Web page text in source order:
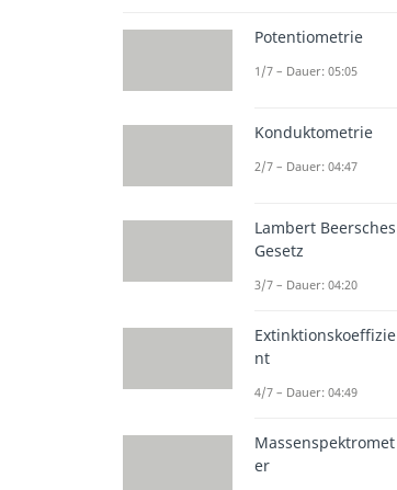
Potentiometrie
1/7 – Dauer: 05:05
Konduktometrie
2/7 – Dauer: 04:47
Lambert Beersches
Gesetz
3/7 – Dauer: 04:20
Extinktionskoeffizie
nt
4/7 – Dauer: 04:49
Massenspektromet
er